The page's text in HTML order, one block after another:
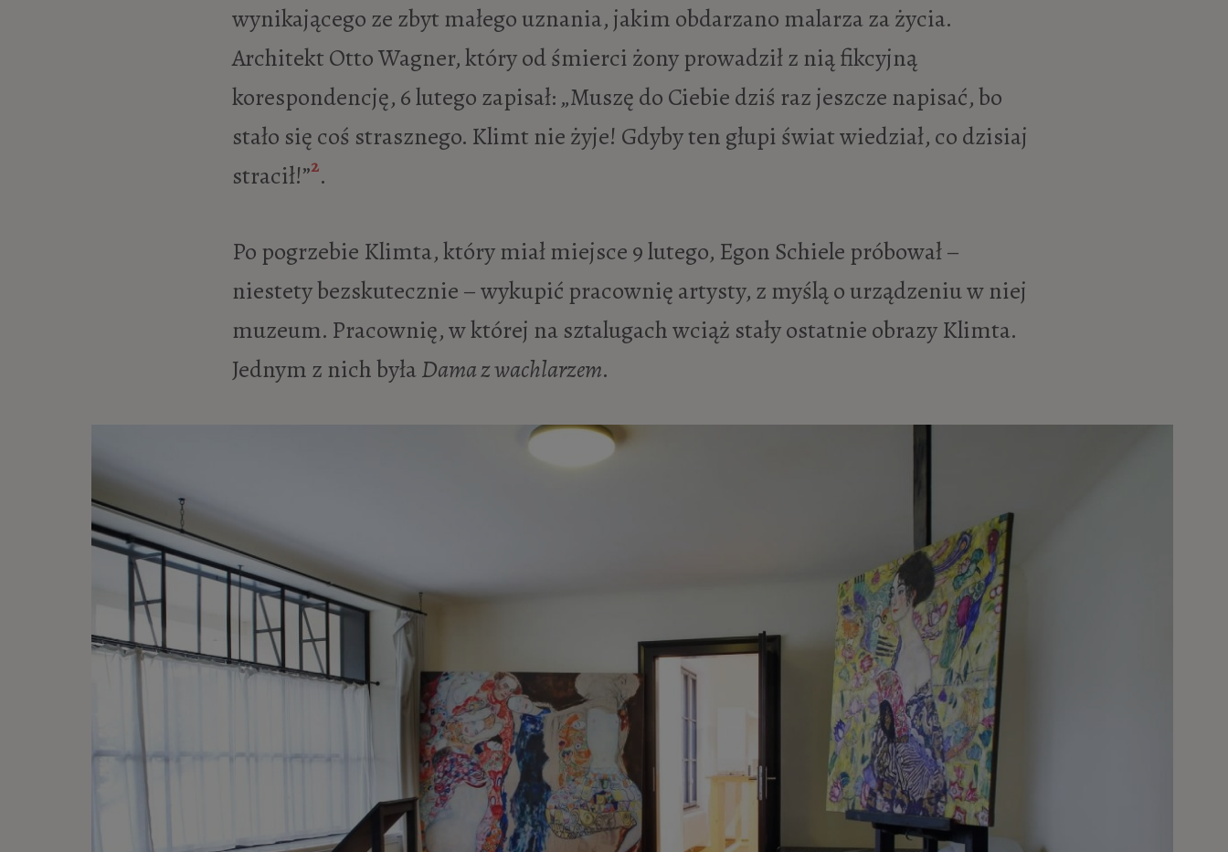
wynikającego ze zbyt małego uznania, jakim obdarzano malarza za życia.
Architekt Otto Wagner, który od śmierci żony prowadził z nią fikcyjną
korespondencję, 6 lutego zapisał: „Muszę do Ciebie dziś raz jeszcze napisać, bo
stało się coś strasznego. Klimt nie żyje! Gdyby ten głupi świat wiedział, co dzisiaj
stracił!”2.
Po pogrzebie Klimta, który miał miejsce 9 lutego, Egon Schiele próbował –
niestety bezskutecznie – wykupić pracownię artysty, z myślą o urządzeniu w niej
muzeum. Pracownię, w której na sztalugach wciąż stały ostatnie obrazy Klimta.
Jednym z nich byłaDama z wachlarzem.